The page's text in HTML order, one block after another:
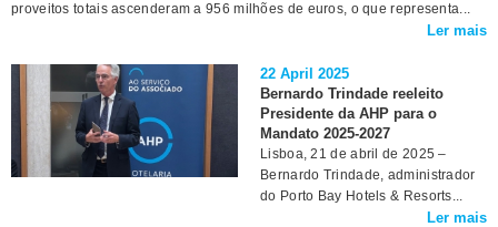
proveitos totais ascenderam a 956 milhões de euros, o que representa...
Ler mais
22 April 2025
Bernardo Trindade reeleito
Presidente da AHP para o
Mandato 2025-2027
Lisboa, 21 de abril de 2025 –
Bernardo Trindade, administrador
do Porto Bay Hotels & Resorts...
Ler mais